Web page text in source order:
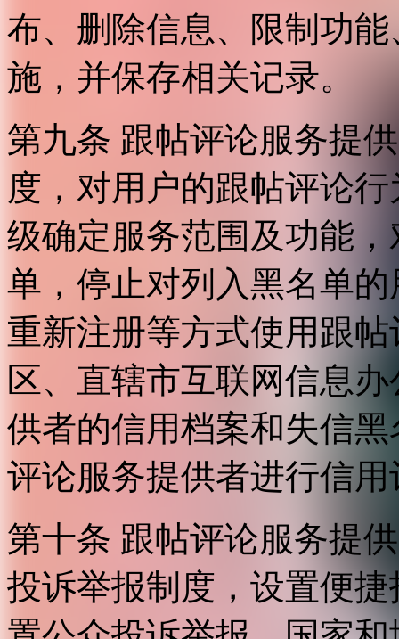
布、删除信息、限制功
施，并保存相关记录。
第九条 跟帖评论服务提
度，对用户的跟帖评论
级确定服务范围及功能
单，停止对列入黑名单
重新注册等方式使用跟
区、直辖市互联网信息
供者的信用档案和失信
评论服务提供者进行信用
第十条 跟帖评论服务提
投诉举报制度，设置便